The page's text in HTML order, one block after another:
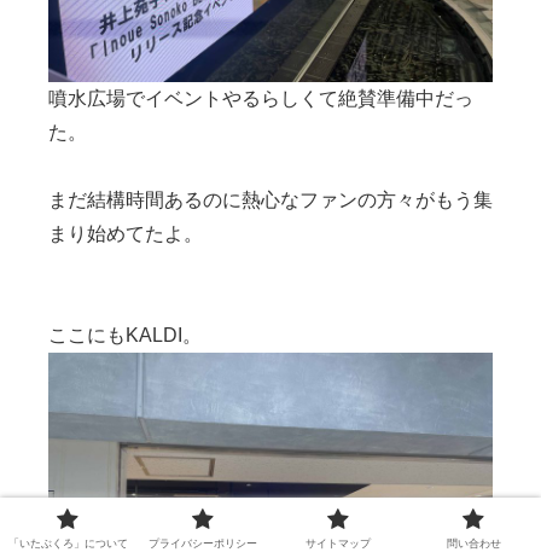
噴水広場でイベントやるらしくて絶賛準備中だっ
た。
まだ結構時間あるのに熱心なファンの方々がもう集
まり始めてたよ。
ここにもKALDI。
「いたぶくろ」について プライバシーポリシー サイトマップ 問い合わせ